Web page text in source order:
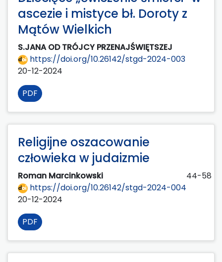
ascezie i mistyce bł. Doroty z
Mątów Wielkich
S.JANA OD TRÓJCY PRZENAJŚWIĘTSZEJ
https://doi.org/10.26142/stgd-2024-003
20-12-2024
PDF
Religijne oszacowanie
człowieka w judaizmie
Roman Marcinkowski
44-58
https://doi.org/10.26142/stgd-2024-004
20-12-2024
PDF